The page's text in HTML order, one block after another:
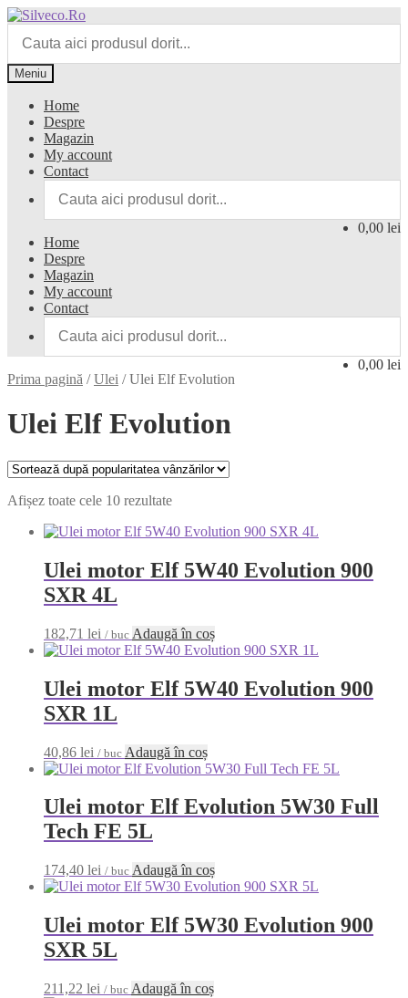
Sari
navigare
Sari
conținut
Meniu
Home
Despre
Magazin
My account
Contact
0,00 lei
Home
Despre
Magazin
My account
Contact
0,00 lei
Prima pagină /Ulei /Ulei Elf Evolution
Ulei Elf Evolution
Afișez toate cele 10 rezultateSortat
popularitate
Ulei motor Elf 5W40 Evolution 900
SXR 4L
182,71 lei / buc Adaugă în coș
Ulei motor Elf 5W40 Evolution 900
SXR 1L
40,86 lei / buc Adaugă în coș
Ulei motor Elf Evolution 5W30 Full
Tech FE 5L
174,40 lei / buc Adaugă în coș
Ulei motor Elf 5W30 Evolution 900
SXR 5L
211,22 lei / buc Adaugă în coș